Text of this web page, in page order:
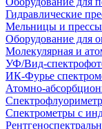
Гидравлические
Мельницы и
Оборудование для
Молекулярная и
УФ/Вид-
ИК-Фурье
Атомно-
Спектрометры с